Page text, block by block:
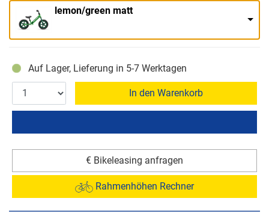
lemon/green matt
Auf Lager, Lieferung in 5-7 Werktagen
In den Warenkorb
€ Bikeleasing anfragen
Rahmenhöhen Rechner